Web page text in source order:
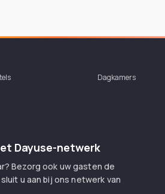
Dagkamers
Dayuse-netwerk
Bezorg ook uw gasten de
u aan bij ons netwerk van